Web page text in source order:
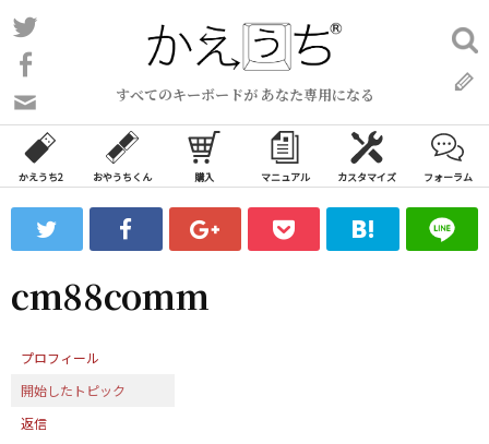
コ
ン
ン
ツ
ス
ッ
すべてのキーボードが あなた専用になる
い
合
わ
フ
ォ
ム
検
索:
かえうち2 おやうちくん 購入 マニュアル カスタマイズ フォーラム
cm88comm
プロフィール
開始したトピック
返信